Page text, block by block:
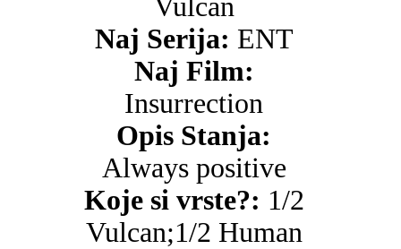
Vulcan
Naj Serija: ENT
Naj Film:
Insurrection
Opis Stanja:
Always positive
Koje si vrste?: 1/2
Vulcan;1/2 Human